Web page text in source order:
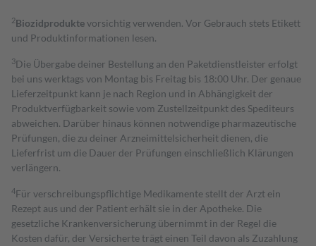
2Biozidproduktevorsichtig verwenden. Vor Gebrauch stets Etikett
und Produktinformationen lesen.
3Die Übergabe deiner Bestellung an den Paketdienstleister erfolgt
bei uns werktags von Montag bis Freitag bis 18:00 Uhr. Der genaue
Lieferzeitpunkt kann je nach Region und in Abhängigkeit der
Produktverfügbarkeit sowie vom Zustellzeitpunkt des Spediteurs
abweichen. Darüber hinaus können notwendige pharmazeutische
Prüfungen, die zu deiner Arzneimittelsicherheit dienen, die
Lieferfrist um die Dauer der Prüfungen einschließlich Klärungen
verlängern.
4Für verschreibungspflichtige Medikamente stellt der Arzt ein
Rezept aus und der Patient erhält sie in der Apotheke. Die
gesetzliche Krankenversicherung übernimmt in der Regel die
Kosten dafür, der Versicherte trägt einen Teil davon als Zuzahlung